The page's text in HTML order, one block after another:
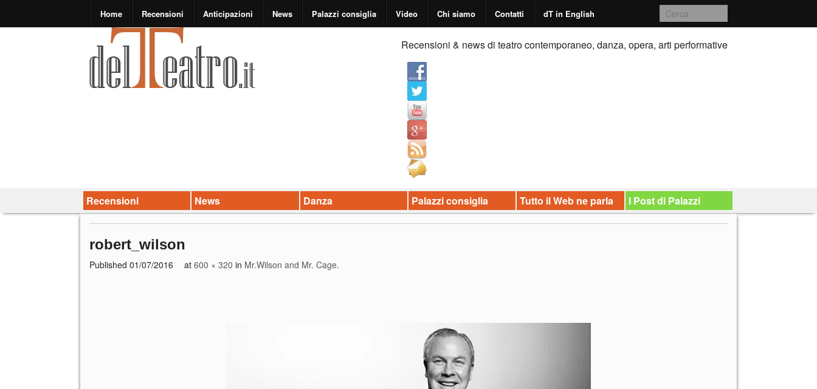
Home Recensioni Anticipazioni News Palazzi consiglia Video Chi siamo Contatti dT in English
Recensioni & news di teatro contemporaneo, danza, opera, arti performative
Recensioni News Danza Palazzi consiglia Tutto il Web ne parla I Post di Palazzi
robert_wilson
Published 01/07/2016 at 600 × 320 in Mr.Wilson and Mr. Cage.